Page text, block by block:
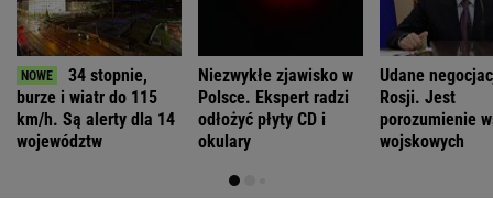
34 stopnie,
burze i wiatr do 115
km/h. Są alerty dla 14
województw
Niezwykłe zjawisko w
Polsce. Ekspert radzi
odłożyć płyty CD i
okulary
Udane
Rosji. Jest
porozumienie
wojskowych